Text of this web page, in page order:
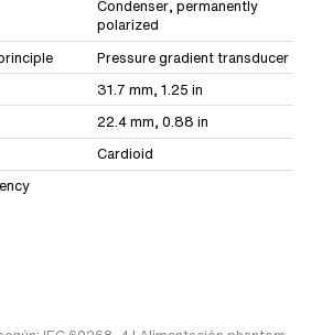
Condenser, permanently
polarized
Pressure gradient transducer
31.7 mm, 1.25 in
22.4 mm, 0.88 in
Cardioid